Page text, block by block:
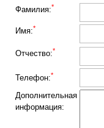
Фамилия:*
Имя:*
Отчество:*
Телефон:*
Дополнительная
информация: